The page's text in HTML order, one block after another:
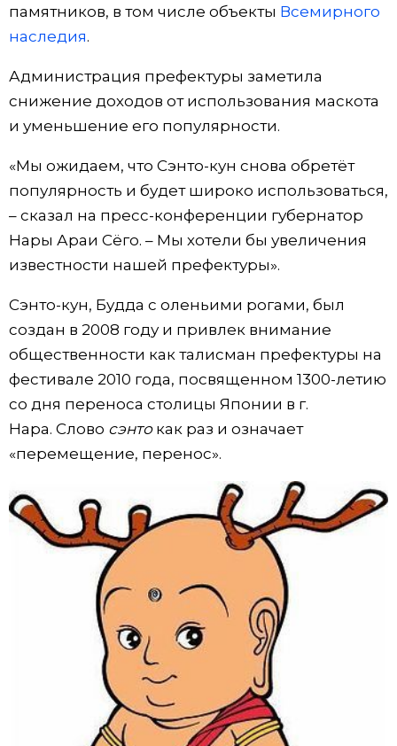
Культура
Жизнь
Технологии
Токио
От редакции
памятников, в том числе объекты Всемирного
наследия.
Администрация префектуры заметила
снижение доходов от использования маскота
и уменьшение его популярности.
«Мы ожидаем, что Сэнто-кун снова обретёт
популярность и будет широко использоваться,
– сказал на пресс-конференции губернатор
Нары Араи Сёго. – Мы хотели бы увеличения
известности нашей префектуры».
Сэнто-кун, Будда с оленьими рогами, был
создан в 2008 году и привлек внимание
общественности как талисман префектуры на
фестивале 2010 года, посвященном 1300-летию
со дня переноса столицы Японии в г.
Нара. Слово сэнтокак раз и означает
«перемещение, перенос».